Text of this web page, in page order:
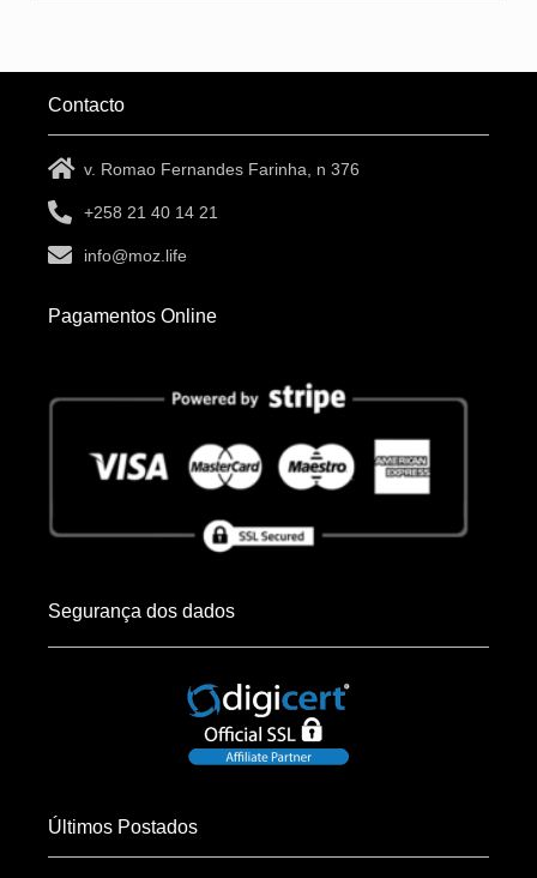
Contacto
v. Romao Fernandes Farinha, n 376
+258 21 40 14 21
info@moz.life
Pagamentos Online
Segurança dos dados
Últimos Postados